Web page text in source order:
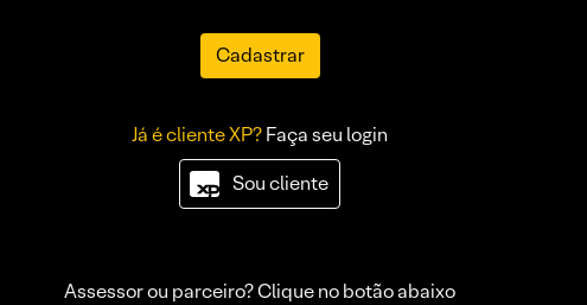
Cadastrar
Já é cliente XP?Faça seu login
Sou cliente
Assessor ou parceiro? Clique no botão abaixo